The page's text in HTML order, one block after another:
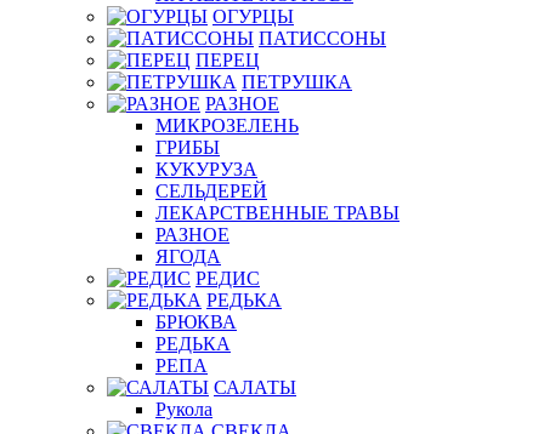
ОГУРЦЫ
ПАТИССОНЫ
ПЕРЕЦ
ПЕТРУШКА
РАЗНОЕ
МИКРОЗЕЛЕНЬ
ГРИБЫ
КУКУРУЗА
СЕЛЬДЕРЕЙ
ЛЕКАРСТВЕННЫЕ ТРАВЫ
РАЗНОЕ
ЯГОДА
РЕДИС
РЕДЬКА
БРЮКВА
РЕДЬКА
РЕПА
САЛАТЫ
Рукола